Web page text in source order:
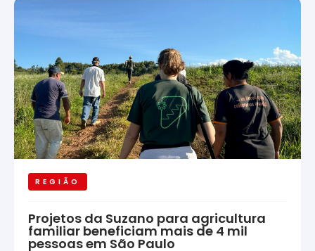
REGIÃO
Projetos da Suzano para agricultura
familiar beneficiam mais de 4 mil
pessoas em São Paulo